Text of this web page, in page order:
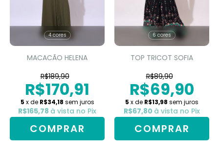
4 cores
MACACÃO HELENA
R$189,90
R$170,91
5 x de R$34,18 sem juros
R$165,78 à vista no Pix
COMPRAR
6 cores
TOP TRICOT SOFIA
R$89,90
R$69,90
5 x de R$13,98 sem juros
R$67,80 à vista no Pix
COMPRAR